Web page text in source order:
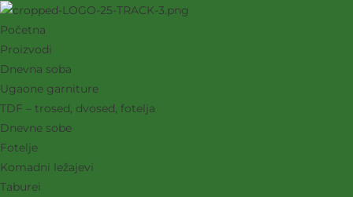
Skip
to
content
Početna
Proizvodi
Dnevna soba
Ugaone garniture
TDF – trosed, dvosed, fotelja
Dnevne sobe
Fotelje
Komadni ležajevi
Taburei